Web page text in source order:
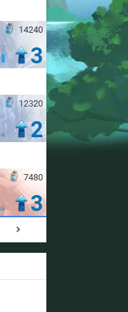
14240
3
12320
2
7480
3